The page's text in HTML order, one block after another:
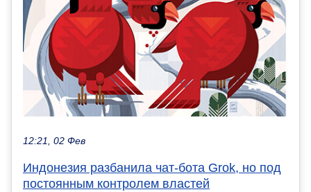
12:21, 02 Фев
Индонезия разбанила чат-бота Grok, но под
постоянным контролем властей